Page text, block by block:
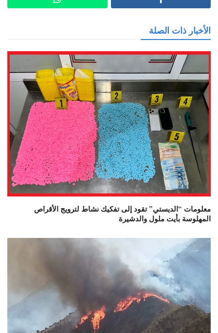
الأخبار ذات الصلة
معلومات “الديستي” تقود إلى تفكيك نشاط لترويج الأقراص
المهلوسة بأيت ملول والدشيرة